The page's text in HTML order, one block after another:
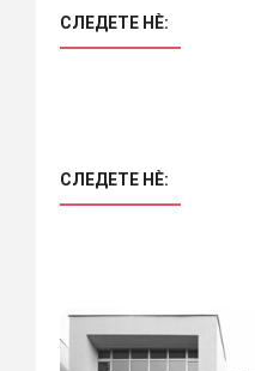
СЛЕДЕТЕ НÈ:
СЛЕДЕТЕ НÈ: